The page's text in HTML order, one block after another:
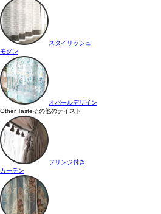
スタイリッシュ
モダン
オパールデザイン
Other Tasteその他のテイスト
フリンジ付き
カーテン